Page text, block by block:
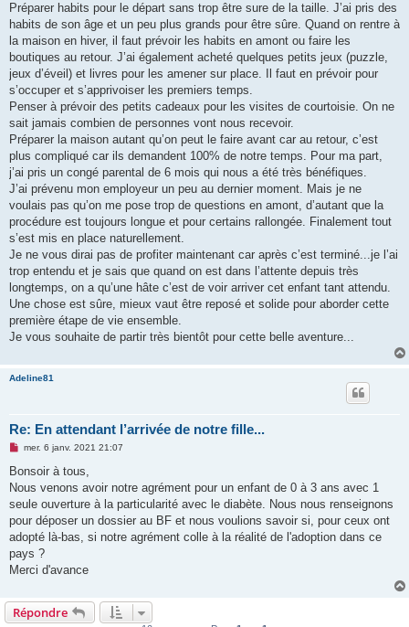
Préparer habits pour le départ sans trop être sure de la taille. J’ai pris des
habits de son âge et un peu plus grands pour être sûre. Quand on rentre à
la maison en hiver, il faut prévoir les habits en amont ou faire les
boutiques au retour. J’ai également acheté quelques petits jeux (puzzle,
jeux d’éveil) et livres pour les amener sur place. Il faut en prévoir pour
s’occuper et s’apprivoiser les premiers temps.
Penser à prévoir des petits cadeaux pour les visites de courtoisie. On ne
sait jamais combien de personnes vont nous recevoir.
Préparer la maison autant qu’on peut le faire avant car au retour, c’est
plus compliqué car ils demandent 100% de notre temps. Pour ma part,
j’ai pris un congé parental de 6 mois qui nous a été très bénéfiques.
J’ai prévenu mon employeur un peu au dernier moment. Mais je ne
voulais pas qu’on me pose trop de questions en amont, d’autant que la
procédure est toujours longue et pour certains rallongée. Finalement tout
s’est mis en place naturellement.
Je ne vous dirai pas de profiter maintenant car après c’est terminé...je l’ai
trop entendu et je sais que quand on est dans l’attente depuis très
longtemps, on a qu’une hâte c’est de voir arriver cet enfant tant attendu.
Une chose est sûre, mieux vaut être reposé et solide pour aborder cette
première étape de vie ensemble.
Je vous souhaite de partir très bientôt pour cette belle aventure...
Adeline81
Re: En attendant l’arrivée de notre fille...
M
s
a
g
n
o
l
u
mer. 6 janv. 2021 21:07
Bonsoir à tous,
Nous venons avoir notre agrément pour un enfant de 0 à 3 ans avec 1
seule ouverture à la particularité avec le diabète. Nous nous renseignons
pour déposer un dossier au BF et nous voulions savoir si, pour ceux ont
adopté là-bas, si notre agrément colle à la réalité de l'adoption dans ce
pays ?
Merci d'avance
Répondre